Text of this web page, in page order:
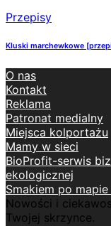
Przepisy
Kluski marchewkowe
O nas
Kontakt
Reklama
Patronat medialny
Miejsca kolportażu
Mamy w sieci
BioProfit-serwis
ekologicznej
Smakiem po
Nowości i
Twojej skrzynce.